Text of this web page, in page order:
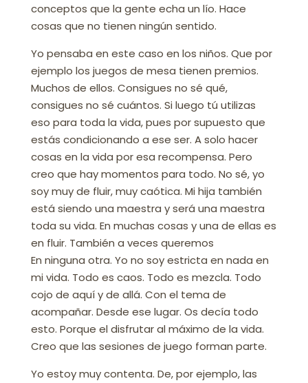
conceptos que la gente echa un lío. Hace
cosas que no tienen ningún sentido.
Yo pensaba en este caso en los niños. Que por
ejemplo los juegos de mesa tienen premios.
Muchos de ellos. Consigues no sé qué,
consigues no sé cuántos. Si luego tú utilizas
eso para toda la vida, pues por supuesto que
estás condicionando a ese ser. A solo hacer
cosas en la vida por esa recompensa. Pero
creo que hay momentos para todo. No sé, yo
soy muy de fluir, muy caótica. Mi hija también
está siendo una maestra y será una maestra
toda su vida. En muchas cosas y una de ellas es
en fluir. También a veces queremos
En ninguna otra. Yo no soy estricta en nada en
mi vida. Todo es caos. Todo es mezcla. Todo
cojo de aquí y de allá. Con el tema de
acompañar. Desde ese lugar. Os decía todo
esto. Porque el disfrutar al máximo de la vida.
Creo que las sesiones de juego forman parte.
Yo estoy muy contenta. De, por ejemplo, las